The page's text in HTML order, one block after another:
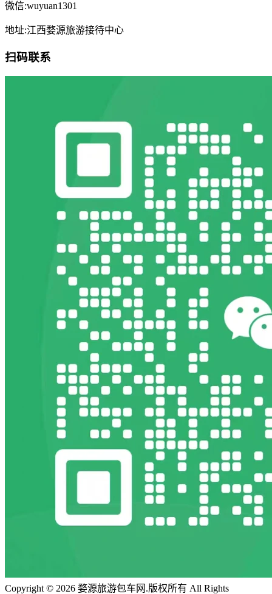
微信:wuyuan1301
地址:江西婺源旅游接待中心
扫码联系
Copyright © 2026 婺源旅游包车网.版权所有 All Rights